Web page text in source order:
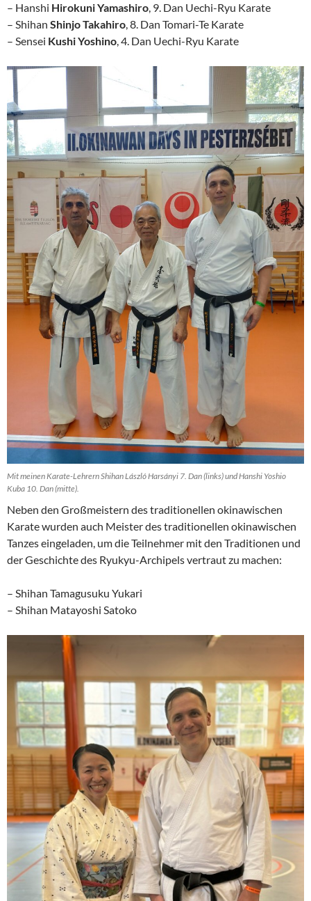
– Hanshi Hirokuni Yamashiro, 9. Dan Uechi-Ryu Karate
– Shihan Shinjo Takahiro, 8. Dan Tomari-Te Karate
– Sensei Kushi Yoshino, 4. Dan Uechi-Ryu Karate
Mit meinen Karate-Lehrern Shihan László Harsányi 7. Dan (links) und Hanshi Yoshio
Kuba 10. Dan (mitte).
Neben den Großmeistern des traditionellen okinawischen
Karate wurden auch Meister des traditionellen okinawischen
Tanzes eingeladen, um die Teilnehmer mit den Traditionen und
der Geschichte des Ryukyu-Archipels vertraut zu machen:
– Shihan Tamagusuku Yukari
– Shihan Matayoshi Satoko